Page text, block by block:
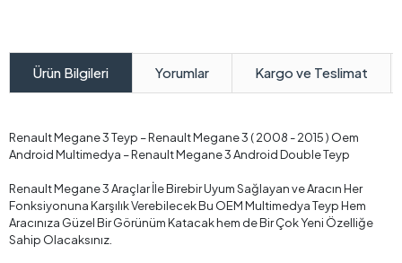
Ürün Bilgileri Yorumlar Kargo ve Teslimat
Renault Megane 3 Teyp – Renault Megane 3 ( 2008 - 2015 ) Oem
Android Multimedya – Renault Megane 3 Android Double Teyp
Renault Megane 3 Araçlar İle Birebir Uyum Sağlayan ve Aracın Her
Fonksiyonuna Karşılık Verebilecek Bu OEM Multimedya Teyp Hem
Aracınıza Güzel Bir Görünüm Katacak hem de Bir Çok Yeni Özelliğe
Sahip Olacaksınız.